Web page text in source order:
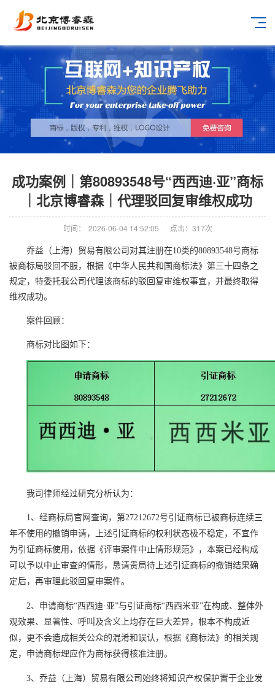
成功案例｜第80893548号“西西迪·亚”商标
｜北京博睿森｜代理驳回复审维权成功
时间： 2026-06-04 14:52:05 点击： 317次
乔益（上海）贸易有限公司 对其注册在10类的80893548号商标
被商标局驳回不服，根据《中华人民共和国商标法》第三十四条之
规定，特委托我公司代理该商标的驳回复审维权事宜，并最终取得
维权成功。
案件回顾：
商标对比图如下：
我司律师经过研究分析认为：
1、经商标局官网查询，第27212672号引证商标已被商标连续三
年不使用的撤销申请，上述引证商标的权利状态极不稳定，不宜作
为引证商标使用，依据《评审案件中止情形规范》，本案已经构成
可以予以中止审查的情形，恳请贵局待上述引证商标的撤销结果确
定后，再审理此驳回复审案件。
2、申请商标“西西迪·亚”与引证商标“西西米亚”在构成、整体外
观效果、显著性、呼叫及含义上均存在巨大差异，根本不构成近
似，更不会造成相关公众的混淆和误认，根据《商标法》的相关规
定，申请商标理应作为商标获得核准注册。
3、乔益（上海）贸易有限公司始终将知识产权保护置于企业发